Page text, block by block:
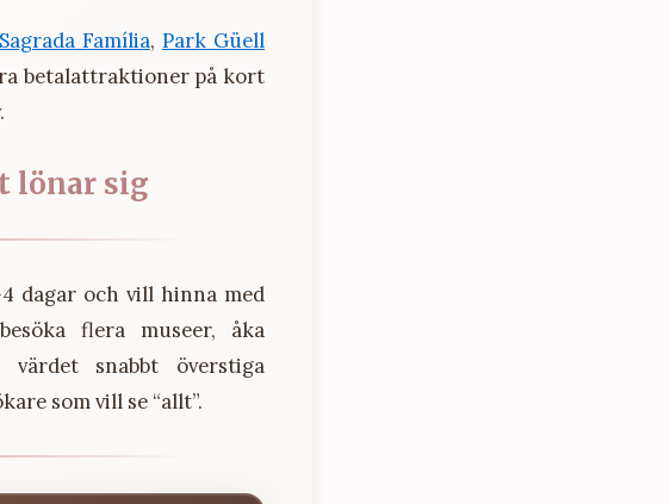
Sagrada Família, Park Güell
betalattraktioner på kort
lönar sig
dagar och vill hinna med
flera museer, åka
snabbt överstiga
som vill se “allt”.